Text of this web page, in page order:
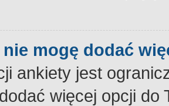
nie mogę dodać
ankiety jest
więcej opcji